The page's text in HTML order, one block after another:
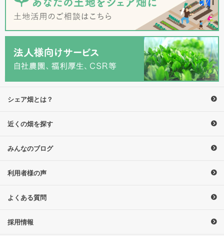
シェア畑とは？
近くの畑を探す
みんなのブログ
利用者様の声
よくある質問
採用情報